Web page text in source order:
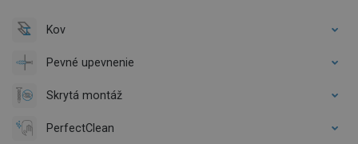
Kov
Pevné upevnenie
Skrytá montáž
PerfectClean